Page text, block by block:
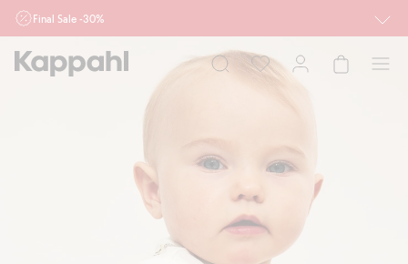
Final Sale -30%
działu outlet do 10.8 w sklepach Kappahl i Newbie oraz na kappahl.com. Ofert
nie łączymy
Mężczyzna